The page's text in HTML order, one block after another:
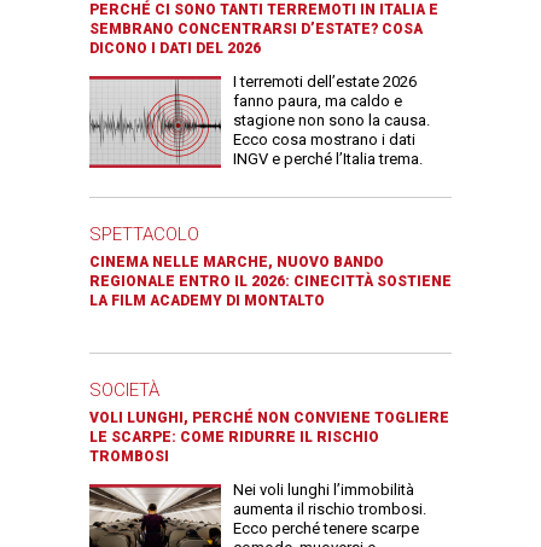
PERCHÉ CI SONO TANTI TERREMOTI IN ITALIA E
SEMBRANO CONCENTRARSI D’ESTATE? COSA
DICONO I DATI DEL 2026
I terremoti dell’estate 2026
fanno paura, ma caldo e
stagione non sono la causa.
Ecco cosa mostrano i dati
INGV e perché l’Italia trema.
SPETTACOLO
CINEMA NELLE MARCHE, NUOVO BANDO
REGIONALE ENTRO IL 2026: CINECITTÀ SOSTIENE
LA FILM ACADEMY DI MONTALTO
SOCIETÀ
VOLI LUNGHI, PERCHÉ NON CONVIENE TOGLIERE
LE SCARPE: COME RIDURRE IL RISCHIO
TROMBOSI
Nei voli lunghi l’immobilità
aumenta il rischio trombosi.
Ecco perché tenere scarpe